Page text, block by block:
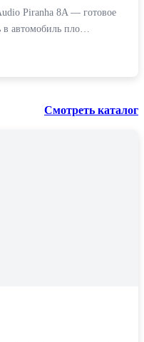
Piranha 8A — готовое
в автомобиль пло…
Смотреть каталог